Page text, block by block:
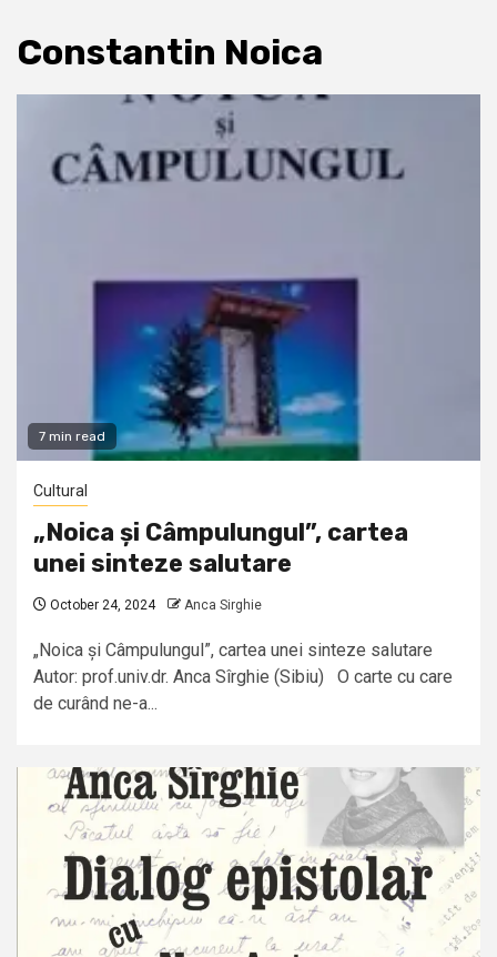
Constantin Noica
7 min read
Cultural
„Noica și Câmpulungul”, cartea
unei sinteze salutare
October 24, 2024 Anca Sirghie
„Noica și Câmpulungul”, cartea unei sinteze salutare
Autor: prof.univ.dr. Anca Sîrghie (Sibiu) O carte cu care
de curând ne-a...